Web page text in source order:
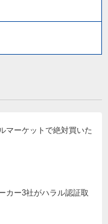
マーケットで絶対買いた
カー3社がハラル認証取